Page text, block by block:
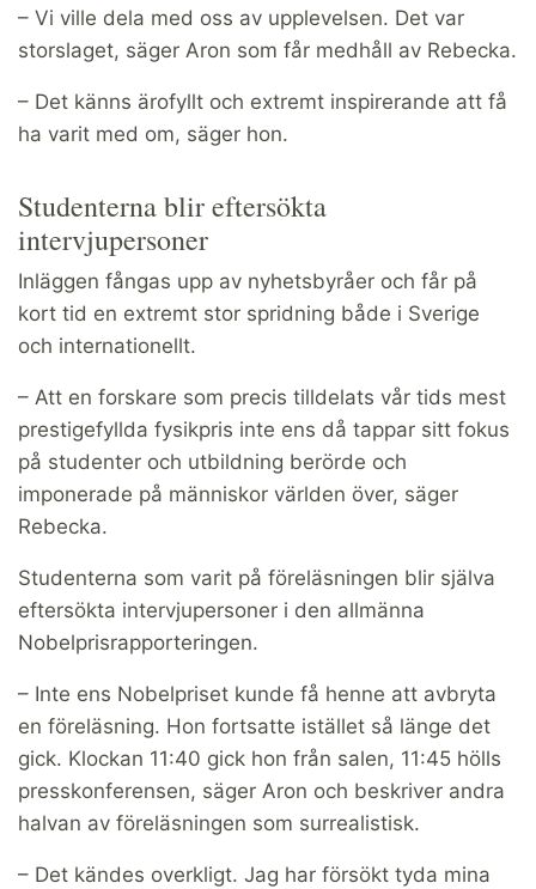
– Vi ville dela med oss av upplevelsen. Det var
storslaget, säger Aron som får medhåll av Rebecka.
– Det känns ärofyllt och extremt inspirerande att få
ha varit med om, säger hon.
Studenterna blir eftersökta
intervjupersoner
Inläggen fångas upp av nyhetsbyråer och får på
kort tid en extremt stor spridning både i Sverige
och internationellt.
– Att en forskare som precis tilldelats vår tids mest
prestigefyllda fysikpris inte ens då tappar sitt fokus
på studenter och utbildning berörde och
imponerade på människor världen över, säger
Rebecka.
Studenterna som varit på föreläsningen blir själva
eftersökta intervjupersoner i den allmänna
Nobelprisrapporteringen.
– Inte ens Nobelpriset kunde få henne att avbryta
en föreläsning. Hon fortsatte istället så länge det
gick. Klockan 11:40 gick hon från salen, 11:45 hölls
presskonferensen, säger Aron och beskriver andra
halvan av föreläsningen som surrealistisk.
– Det kändes overkligt. Jag har försökt tyda mina